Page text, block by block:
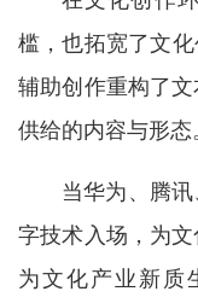
槛，也拓宽了文化
辅助创作重构了
供给的内容与形态
当华为、腾
字技术入场，为
为文化产业新质